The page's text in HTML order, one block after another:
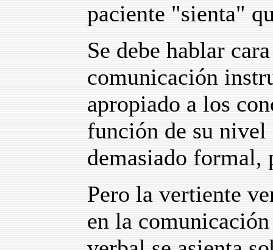
paciente "sienta"
Se debe hablar
comunicación
apropiado a los
función de su nivel
demasiado
Pero la vertiente
en la